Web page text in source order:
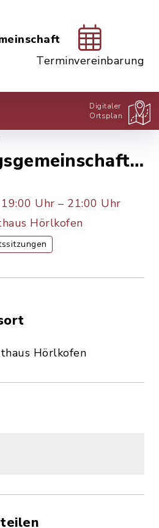
Terminvereinbarung
Digitaler
Ortsplan
19:00 Uhr – 21:00 Uhr
Hörlkofen
Hörlkofen